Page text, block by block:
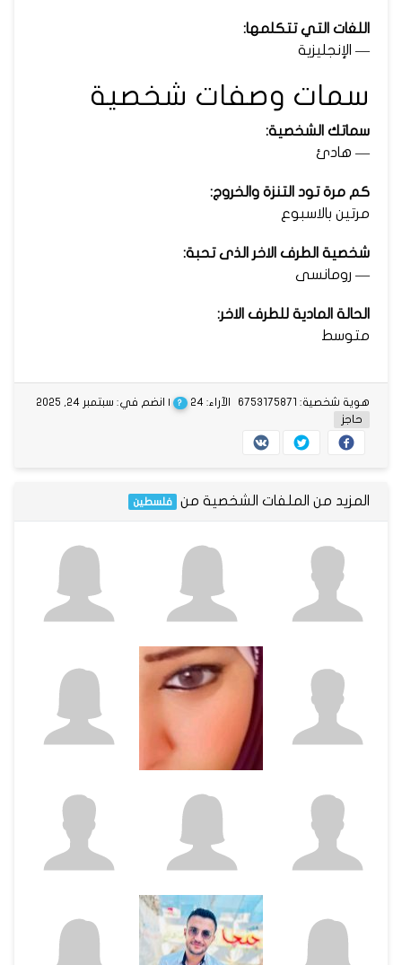
اللغات التي تتكلمها:
— الإنجليزية
سمات وصفات شخصية
سماتك الشخصية:
— هادئ
كم مرة تود التنزة والخروج:
مرتين بالاسبوع
شخصية الطرف الاخر الذى تحبة:
— رومانسى
الحالة المادية للطرف الاخر:
متوسط
الآراء: 24 ? | انضم في: سبتمبر 24, 2025
هوية شخصية: 6753175871
حاجز
المزيد من الملفات الشخصية من فلسطين